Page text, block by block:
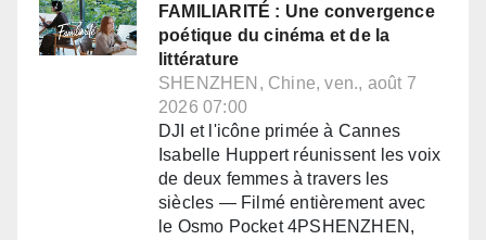
FAMILIARITÉ : Une convergence
poétique du cinéma et de la
littérature
SHENZHEN, Chine, ven., août 7
2026 07:00
DJI et l'icône primée à Cannes
Isabelle Huppert réunissent les voix
de deux femmes à travers les
siècles — Filmé entièrement avec
le Osmo Pocket 4PSHENZHEN,